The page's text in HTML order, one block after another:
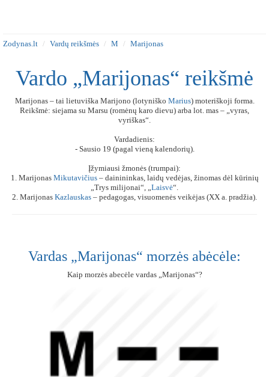
Zodynas.lt Vardų reikšmės M Marijonas
Vardo „Marijonas“ reikšmė
Marijonas – tai lietuviška Marijono (lotyniško Marius) moteriškoji forma.
Reikšmė: siejama su Marsu (romėnų karo dievu) arba lot. mas – „vyras,
vyriškas“.
Vardadienis:
- Sausio 19 (pagal vieną kalendorių).
Įžymiausi žmonės (trumpai):
1. Marijonas Mikutavičius– dainininkas, laidų vedėjas, žinomas dėl kūrinių
„Trys milijonai“, „Laisvė“.
2. Marijonas Kazlauskas – pedagogas, visuomenės veikėjas (XX a. pradžia).
Vardas „Marijonas“ morzės abėcėle:
Kaip morzės abecėle vardas „Marijonas“?